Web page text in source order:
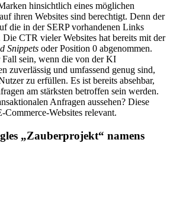
hinsichtlich eines möglichen
ihren Websites sind berechtigt. Denn der
die in der SERP vorhandenen Links
CTR vieler Websites hat bereits mit der
Snippets oder Position 0 abgenommen.
Fall sein, wenn die von der KI
zuverlässig und umfassend genug sind,
zu erfüllen. Es ist bereits absehbar,
am stärksten betroffen sein werden.
Anfragen aussehen? Diese
Commerce-Websites relevant.
„Zauberprojekt“ namens